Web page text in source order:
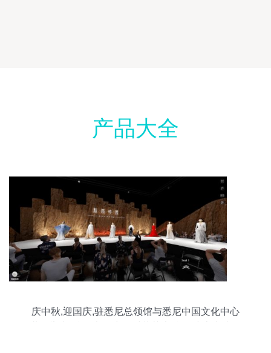
产品大全
庆中秋,迎国庆,驻悉尼总领馆与悉尼中国文化中心